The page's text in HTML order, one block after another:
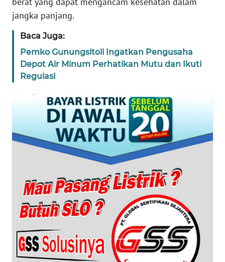
jangka panjang.
Baca Juga:
Pemko Gunungsitoli Ingatkan Pengusaha
Depot Air Minum Perhatikan Mutu dan Ikuti
Regulasi
WN
PAPUA
WN
PAPUA
BARAT
WN
SERAMBI
JAMBI
WN
SULTRA
WN
NTB